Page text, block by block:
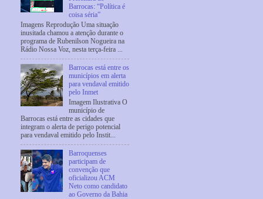
Barrocas: “Política é
coisa séria”
Imagens Reprodução Uma situação
inusitada chamou a atenção durante o
programa de Rubenilson Nogueira na
Rádio Nossa Voz, nesta terça-feira ...
Barrocas está entre os
municípios em alerta
para vendaval emitido
pelo Inmet
Imagem Ilustrativa O
município de
Barrocas está entre as cidades que
integram o alerta de perigo potencial
para vendaval emitido pelo Instit...
Barroquenses
participam de
convenção que
oficializou ACM
Neto como candidato
ao Governo da Bahia